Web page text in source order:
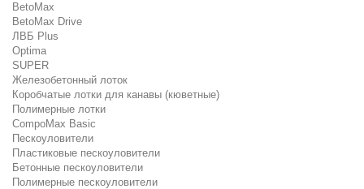
BetoMax
BetoMax Drive
ЛВБ Plus
Optima
SUPER
Железобетонный лоток
Коробчатые лотки для канавы (кюветные)
Полимерные лотки
CompoMax Basic
Пескоуловители
Пластиковые пескоуловители
Бетонные пескоуловители
Полимерные пескоуловители